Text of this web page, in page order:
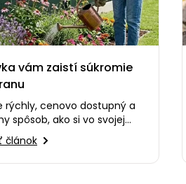
vám zaistí súkromie
rýchly, cenovo dostupný a
spôsob, ako si vo svojej
vytvoriť dokonalé
Alebo…
článok